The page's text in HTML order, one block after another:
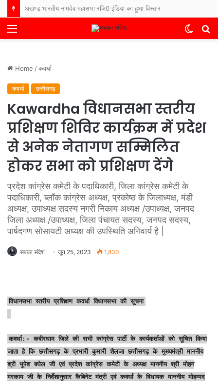
Menu
Switch
Home /कवर्धा
कवर्धा छत्तीसगढ़
Kawardha विधानसभा स्तरीय
प्रशिक्षण शिविर कार्यक्रम में प्रदेश
से अनेक नेतागण सम्मिलित
होकर सभा को प्रशिक्षण देंगे
प्रदेश कांग्रेस कमेटी के पदाधिकारी, जिला कांग्रेस कमेटी के
पदाधिकारी, ब्लॉक कांग्रेस अध्यक्ष, प्रकोष्ठ के जिलाध्यक्ष, मंडी
अध्यक्ष, उपाध्यक्ष सदस्य नगरी निकाय अध्यक्ष /उपाध्यक्ष, जनपद
जिला अध्यक्ष /उपाध्यक्ष, जिला पंचायत सदस्य, जनपद सदस्य,
पार्षदगण सोसायटी अध्यक्ष की उपस्थिति अनिवार्य है |
सबका संदेश जून 25, 2023 1,830
विधानसभा स्तरीय प्रशिक्षण कवर्धा विधानसभा की सूचना
कवर्धा:- कबीरधाम जिले की सभी कांग्रेस पार्टी के कार्यकर्ताओं को सूचित किया
जाता है कि छत्तीसगढ़ के प्रभारी कुमारी शैलजा छत्तीसगढ़ के मुख्यमंत्री माननीय
श्री भूपेश बघेल जी एवं प्रदेश कांग्रेस कमेटी के अध्यक्ष माननीय श्री मोहन
मरकाम जी के निर्देशानुसार कैबिनेट मंत्री एवं कवर्धा के विधायक माननीय मोहम्मद